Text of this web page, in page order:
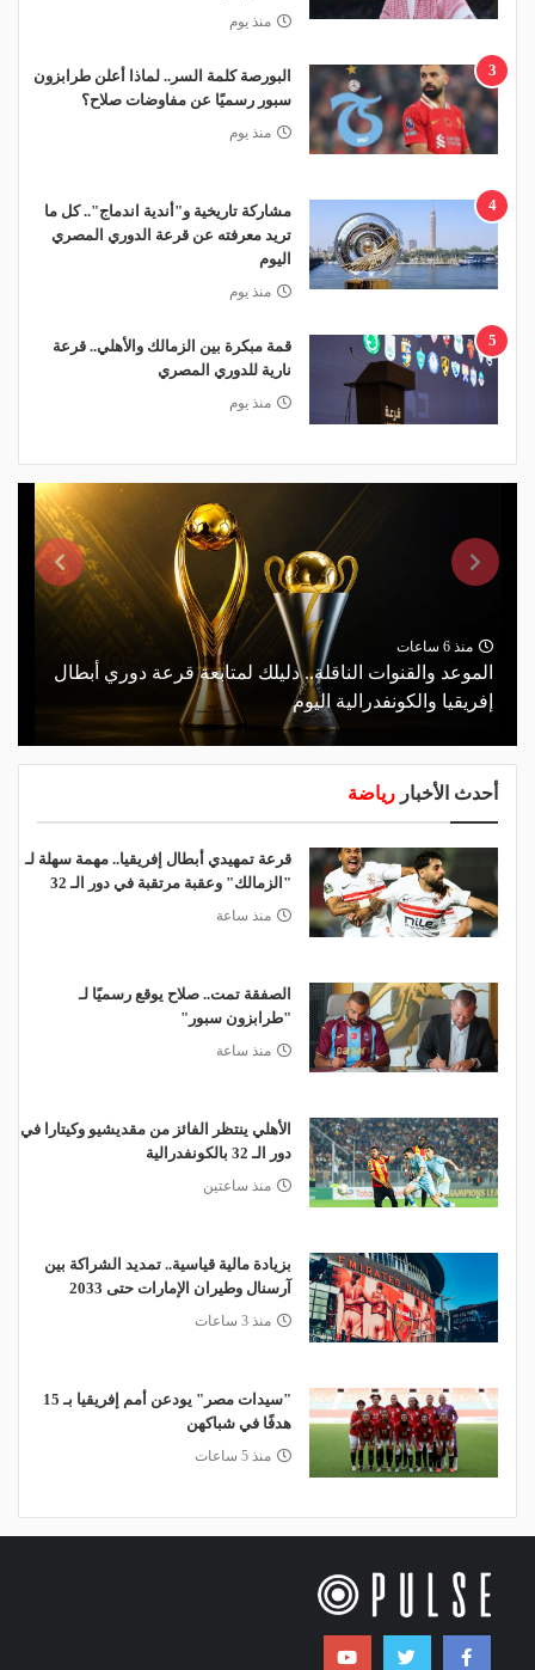
منذ يوم
3
البورصة كلمة السر.. لماذا أعلن طرابزون
سبور رسميًا عن مفاوضات صلاح؟
منذ يوم
4
مشاركة تاريخية و"أندية اندماج".. كل ما
تريد معرفته عن قرعة الدوري المصري
اليوم
منذ يوم
5
قمة مبكرة بين الزمالك والأهلي.. قرعة
نارية للدوري المصري
منذ يوم
منذ 6 ساعات
الموعد والقنوات الناقلة.. دليلك لمتابعة قرعة دوري أبطال
إفريقيا والكونفدرالية اليوم
أحدث الأخبار رياضة
قرعة تمهيدي أبطال إفريقيا.. مهمة سهلة لـ
"الزمالك" وعقبة مرتقبة في دور الـ 32
منذ ساعة
الصفقة تمت.. صلاح يوقع رسميًا لـ
"طرابزون سبور"
منذ ساعة
الأهلي ينتظر الفائز من مقديشيو وكيتارا في
دور الـ 32 بالكونفدرالية
منذ ساعتين
بزيادة مالية قياسية.. تمديد الشراكة بين
آرسنال وطيران الإمارات حتى 2033
منذ 3 ساعات
"سيدات مصر" يودعن أمم إفريقيا بـ 15
هدفًا في شباكهن
منذ 5 ساعات